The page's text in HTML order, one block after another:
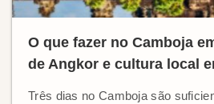
O que fazer no Camboja
de Angkor e cultura local
Três dias no Camboja são